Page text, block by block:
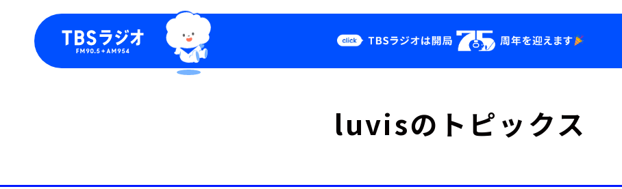
ズ
YouTube
luvisのトピックス